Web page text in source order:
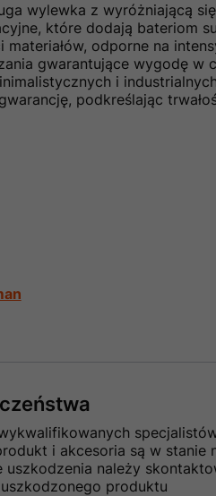
wylewka z wyróżniającą
które dodają bateriom
odporne na
gwarantujące wygodę w
i
podkreślając
i akcesoria są w stanie
należy
produktu